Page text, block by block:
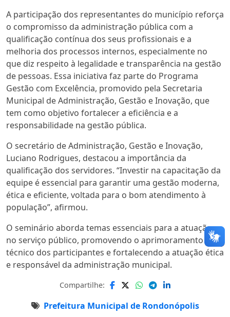
A participação dos representantes do município reforça
o compromisso da administração pública com a
qualificação contínua dos seus profissionais e a
melhoria dos processos internos, especialmente no
que diz respeito à legalidade e transparência na gestão
de pessoas. Essa iniciativa faz parte do Programa
Gestão com Excelência, promovido pela Secretaria
Municipal de Administração, Gestão e Inovação, que
tem como objetivo fortalecer a eficiência e a
responsabilidade na gestão pública.
O secretário de Administração, Gestão e Inovação,
Luciano Rodrigues, destacou a importância da
qualificação dos servidores. “Investir na capacitação da
equipe é essencial para garantir uma gestão moderna,
ética e eficiente, voltada para o bom atendimento à
população”, afirmou.
O seminário aborda temas essenciais para a atuação
no serviço público, promovendo o aprimoramento
técnico dos participantes e fortalecendo a atuação ética
e responsável da administração municipal.
Prefeitura Municipal de Rondonópolis
Compartilhe: